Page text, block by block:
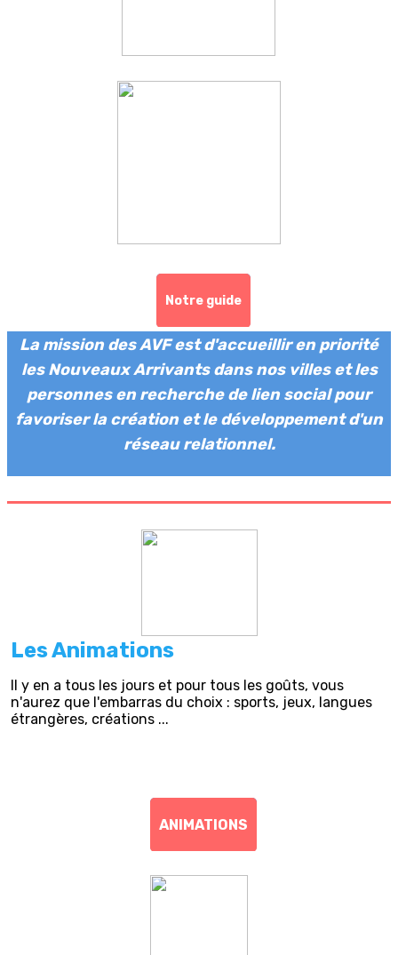
Notre guide
La mission des AVF est d'accueillir en priorité
les Nouveaux Arrivants dans nos villes et les
personnes en recherche de lien social pour
favoriser la création et le développement d'un
réseau relationnel.
Les Animations
Il y en a tous les jours et pour tous les goûts, vous
n'aurez que l'embarras du choix : sports, jeux, langues
étrangères, créations ...
ANIMATIONS